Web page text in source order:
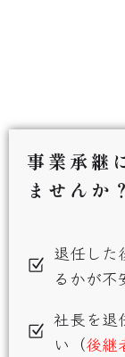
事業承継
ませんか？
退任した
るかが不
社長を退
い（後継